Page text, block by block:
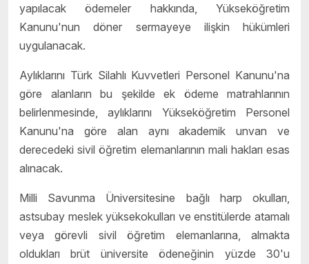
yapılacak ödemeler hakkında, Yükseköğretim
Kanunu'nun döner sermayeye ilişkin hükümleri
uygulanacak.
Aylıklarını Türk Silahlı Kuvvetleri Personel Kanunu'na
göre alanların bu şekilde ek ödeme matrahlarının
belirlenmesinde, aylıklarını Yükseköğretim Personel
Kanunu'na göre alan aynı akademik unvan ve
derecedeki sivil öğretim elemanlarının mali hakları esas
alınacak.
Milli Savunma Üniversitesine bağlı harp okulları,
astsubay meslek yüksekokulları ve enstitülerde atamalı
veya görevli sivil öğretim elemanlarına, almakta
oldukları brüt üniversite ödeneğinin yüzde 30'u